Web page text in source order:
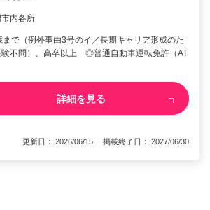
内各所
まで（例外事由3号のイ／長期キャリア形成のた
験不問）、高卒以上 ◎普通自動車運転免許（AT
詳細を見る
更新日： 2026/06/15 掲載終了日： 2027/06/30